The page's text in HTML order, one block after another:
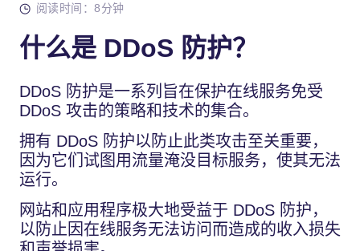
阅读时间：8分钟
什么是 DDoS 防护？
DDoS 防护是一系列旨在保护在线服务免受
DDoS 攻击的策略和技术的集合。
拥有 DDoS 防护以防止此类攻击至关重要，
因为它们试图用流量淹没目标服务，使其无法
运行。
网站和应用程序极大地受益于 DDoS 防护，
以防止因在线服务无法访问而造成的收入损失